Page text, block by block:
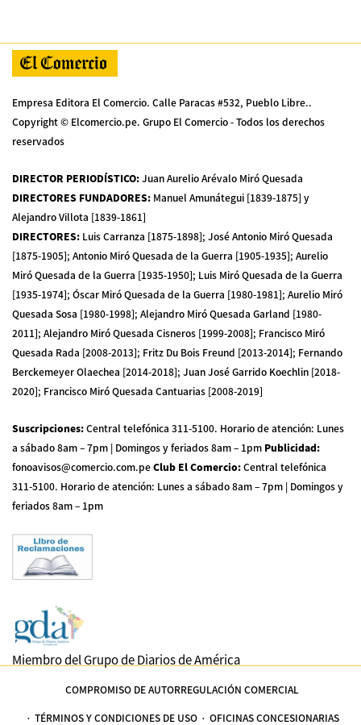
Empresa Editora El Comercio. Calle Paracas #532, Pueblo Libre..
Copyright © Elcomercio.pe. Grupo El Comercio - Todos los derechos
reservados
DIRECTOR PERIODÍSTICO:Juan Aurelio Arévalo Miró Quesada
DIRECTORES FUNDADORES: Manuel Amunátegui [1839-1875] y
Alejandro Villota [1839-1861]
DIRECTORES: Luis Carranza [1875-1898]; José Antonio Miró Quesada
[1875-1905]; Antonio Miró Quesada de la Guerra [1905-1935]; Aurelio
Miró Quesada de la Guerra [1935-1950]; Luis Miró Quesada de la Guerra
[1935-1974]; Óscar Miró Quesada de la Guerra [1980-1981]; Aurelio Miró
Quesada Sosa [1980-1998]; Alejandro Miró Quesada Garland [1980-
2011]; Alejandro Miró Quesada Cisneros [1999-2008]; Francisco Miró
Quesada Rada [2008-2013]; Fritz Du Bois Freund [2013-2014]; Fernando
Berckemeyer Olaechea [2014-2018]; Juan José Garrido Koechlin [2018-
2020]; Francisco Miró Quesada Cantuarias [2008-2019]
Suscripciones:Central telefónica 311-5100. Horario de atención: Lunes
a sábado 8am – 7pm | Domingos y feriados 8am – 1pm Publicidad:
fonoavisos@comercio.com.peClub El Comercio:Central telefónica
311-5100. Horario de atención: Lunes a sábado 8am – 7pm | Domingos y
feriados 8am – 1pm
Miembro del Grupo de Diarios de América
COMPROMISO DE AUTORREGULACIÓN COMERCIAL
TÉRMINOS Y CONDICIONES DE USO OFICINAS CONCESIONARIAS